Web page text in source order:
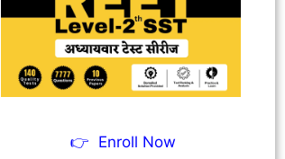
👉 Enroll Now